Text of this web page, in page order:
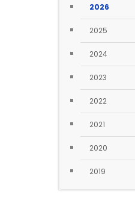
2026
2025
2024
2023
2022
2021
2020
2019